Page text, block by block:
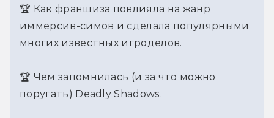
🏆 Как франшиза повлияла на жанр
иммерсив-симов и сделала популярными
многих известных игроделов.
🏆 Чем запомнилась (и за что можно
поругать) Deadly Shadows.